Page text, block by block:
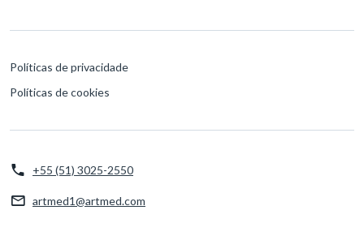
Políticas de privacidade
Políticas de cookies
+55 (51) 3025-2550
artmed1@artmed.com